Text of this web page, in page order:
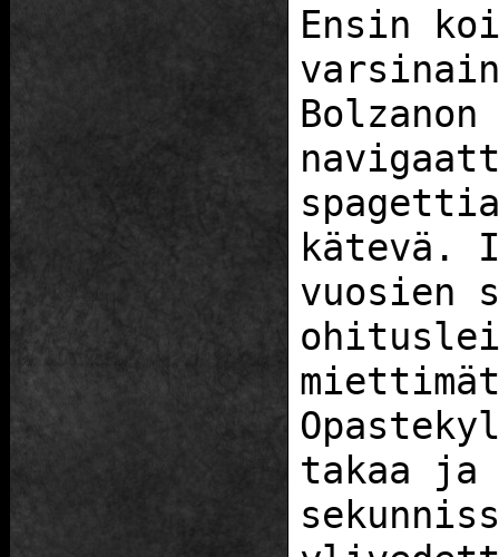
Ensin
kätevä.
vuosien
takaa ja